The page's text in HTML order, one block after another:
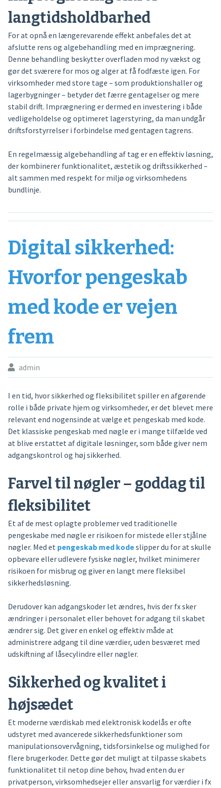
langtidsholdbarhed
For at opnå en længerevarende effekt anbefales det at
afslutte rens og algebehandling med en imprægnering.
Denne behandling beskytter overfladen mod ny vækst og
gør det sværere for mos og alger at få fodfæste igen. For
virksomheder med store tage – som produktionshaller og
lagerbygninger – betyder det færre gentagelser og mere
stabil drift. Imprægnering er dermed en investering i både
vedligeholdelse og optimeret lagerstyring, da man undgår
driftsforstyrrelser i forbindelse med gentagen tagrens.
En regelmæssig algebehandling af tag er en effektiv løsning,
der kombinerer funktionalitet, æstetik og driftssikkerhed –
alt sammen med respekt for miljø og virksomhedens
bundlinje.
Digital sikkerhed:
Hvorfor pengeskab
med kode er vejen
frem
admin
I en tid, hvor sikkerhed og fleksibilitet spiller en afgørende
rolle i både private hjem og virksomheder, er det blevet mere
relevant end nogensinde at vælge et pengeskab med kode.
Det klassiske pengeskab med nøgle er i mange tilfælde ved
at blive erstattet af digitale løsninger, som både giver nem
adgangskontrol og høj sikkerhed.
Farvel til nøgler – goddag til
fleksibilitet
Et af de mest oplagte problemer ved traditionelle
pengeskabe med nøgle er risikoen for mistede eller stjålne
nøgler. Med et pengeskab med kodeslipper du for at skulle
opbevare eller udlevere fysiske nøgler, hvilket minimerer
risikoen for misbrug og giver en langt mere fleksibel
sikkerhedsløsning.
Derudover kan adgangskoder let ændres, hvis der fx sker
ændringer i personalet eller behovet for adgang til skabet
ændrer sig. Det giver en enkel og effektiv måde at
administrere adgang til dine værdier, uden besværet med
udskiftning af låsecylindre eller nøgler.
Sikkerhed og kvalitet i
højsædet
Et moderne værdiskab med elektronisk kodelås er ofte
udstyret med avancerede sikkerhedsfunktioner som
manipulationsovervågning, tidsforsinkelse og mulighed for
flere brugerkoder. Dette gør det muligt at tilpasse skabets
funktionalitet til netop dine behov, hvad enten du er
privatperson, virksomhedsejer eller ansvarlig for værdier i fx